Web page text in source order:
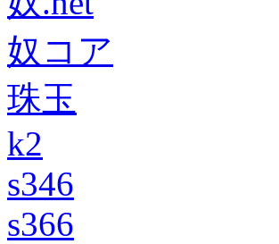
奴コア
珠玉
k2
s346
s366